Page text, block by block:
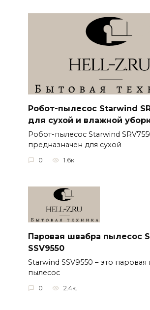
Робот-пылесос Starwind
для сухой и влажной
Робот-пылесос Starwind
предназначен для сухой
0 1.6к.
Паровая швабра пылесос
SSV9550
Starwind SSV9550 – это
пылесос
0 2.4к.